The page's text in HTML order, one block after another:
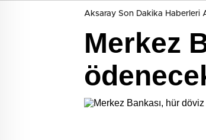
Aksaray Son Dakika Haberleri
Merkez